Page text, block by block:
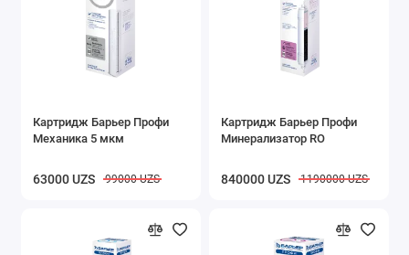
Картридж Барьер Профи
Механика 5 мкм
63000 UZS 99000 UZS
Картридж Барьер Профи
Минерализатор RO
840000 UZS 1190000 UZS